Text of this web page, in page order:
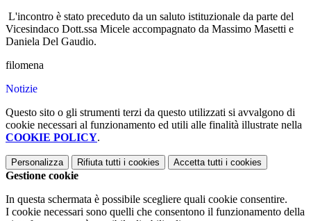
L'incontro è stato preceduto da un saluto istituzionale da parte del
Vicesindaco Dott.ssa Micele accompagnato da Massimo Masetti e
Daniela Del Gaudio.
filomena
Notizie
Questo sito o gli strumenti terzi da questo utilizzati si avvalgono di
cookie necessari al funzionamento ed utili alle finalità illustrate nella
COOKIE POLICY.
Personalizza Rifiuta tutti i cookies Accetta tutti i cookies
Gestione cookie
In questa schermata è possibile scegliere quali cookie consentire.
I cookie necessari sono quelli che consentono il funzionamento della